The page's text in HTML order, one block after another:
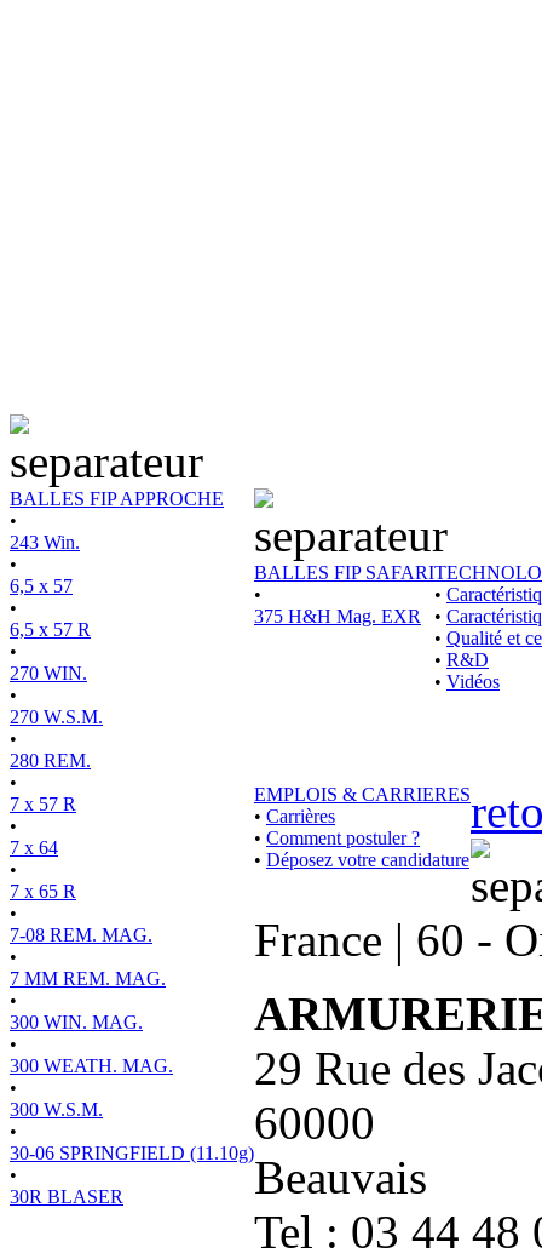
BALLES FIP APPROCHE
•
243 Win.
•
6,5 x 57
•
6,5 x 57 R
•
270 WIN.
•
270 W.S.M.
•
280 REM.
•
7 x 57 R
•
7 x 64
•
7 x 65 R
•
7-08 REM. MAG.
•
7 MM REM. MAG.
•
300 WIN. MAG.
•
300 WEATH. MAG.
•
300 W.S.M.
•
30-06 SPRINGFIELD (11.10g)
•
30R BLASER
BALLES FIP SAFARI
•
375 H&H Mag. EXR
•
•
• Qualité et
• R&D
• Vidéos
EMPLOIS & CARRIERES
• Carrières
• Comment postuler ?
• Déposez votre candidature
France | 60 -
29 Rue des
60000
Beauvais
Tel : 03 44 48